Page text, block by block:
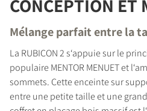
CONCEPTION ET
Mélange parfait entre la
La RUBICON 2 s‘appuie sur le
populaire MENTOR MENUET et
sommets. Cette enceinte sur
entre une petite taille et une